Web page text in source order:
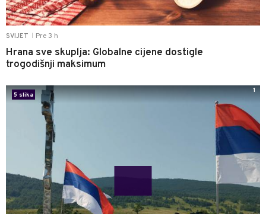
SVIJET Pre 3 h
Hrana sve skuplja: Globalne cijene dostigle
trogodišnji maksimum
5 slika
1